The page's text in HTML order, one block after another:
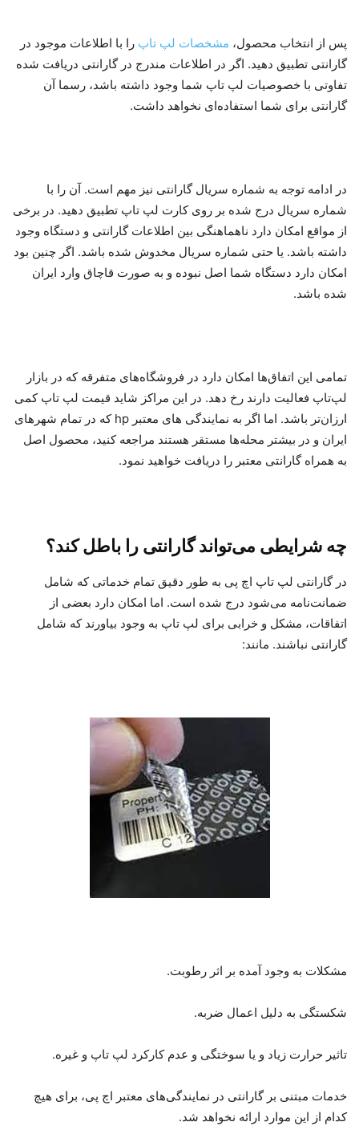
پس از انتخاب محصول، مشخصات لپ تاپ را با اطلاعات موجود در
گارانتی تطبیق دهید. اگر در اطلاعات مندرج در گارانتی دریافت شده
تفاوتی با خصوصیات لپ تاپ شما وجود داشته باشد، رسما آن
گارانتی برای شما استفاده‌ای نخواهد داشت.
در ادامه توجه به شماره سریال گارانتی نیز مهم است. آن را با
شماره سریال درج شده بر روی کارت لپ تاپ تطبیق دهید. در برخی
از مواقع امکان دارد ناهماهنگی بین اطلاعات گارانتی و دستگاه وجود
داشته باشد. یا حتی شماره سریال مخدوش شده باشد. اگر چنین بود
امکان دارد دستگاه شما اصل نبوده و به صورت قاچاق وارد ایران
شده باشد.
تمامی این اتفاق‌ها امکان دارد در فروشگاه‌های متفرقه که در بازار
لپ‌تاپ فعالیت دارند رخ دهد. در این مراکز شاید قیمت لپ تاپ کمی
ارزان‌تر باشد. اما اگر به نمایندگی های معتبر hp که در تمام شهرهای
ایران و در بیشتر محله‌ها مستقر هستند مراجعه کنید، محصول اصل
به همراه گارانتی معتبر را دریافت خواهید نمود.
چه شرایطی می‌تواند گارانتی را باطل کند؟
در گارانتی لپ تاپ اچ پی به طور دقیق تمام خدماتی که شامل
ضمانت‌نامه می‌شود درج شده است. اما امکان دارد بعضی از
اتفاقات، مشکل و خرابی برای لپ تاپ به وجود بیاورند که شامل
گارانتی نباشند. مانند:
مشکلات به وجود آمده بر اثر رطوبت.
شکستگی به دلیل اعمال ضربه.
تاثیر حرارت زیاد و یا سوختگی و عدم کارکرد لپ تاپ و غیره.
خدمات مبتنی بر گارانتی در نمایندگی‌های معتبر اچ پی، برای هیچ
کدام از این موارد ارائه نخواهد شد.